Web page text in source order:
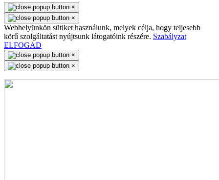
×
×
Webhelyünkön sütiket használunk, melyek célja, hogy teljesebb
körű szolgáltatást nyújtsunk látogatóink részére. Szabályzat
ELFOGAD
×
×